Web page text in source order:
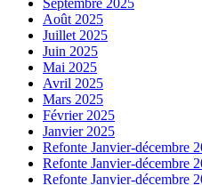
Septembre 2025
Août 2025
Juillet 2025
Juin 2025
Mai 2025
Avril 2025
Mars 2025
Février 2025
Janvier 2025
Refonte Janvier-décembre
Refonte Janvier-décembre
Refonte Janvier-décembre